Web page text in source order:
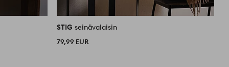
STIG seinävalaisin
79,99 EUR